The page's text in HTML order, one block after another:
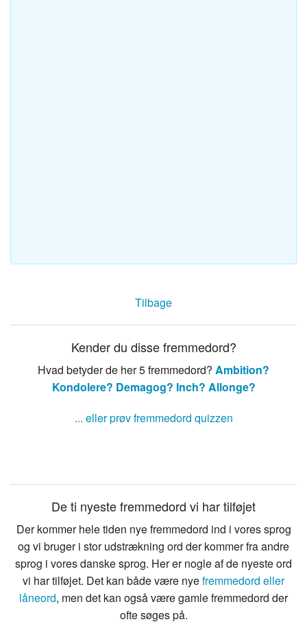
Tilbage
Kender du disse fremmedord?
Hvad betyder de her 5 fremmedord? Ambition?
Kondolere? Demagog? Inch? Allonge?
... eller prøv fremmedord quizzen
De ti nyeste fremmedord vi har tilføjet
Der kommer hele tiden nye fremmedord ind i vores sprog
og vi bruger i stor udstrækning ord der kommer fra andre
sprog i vores danske sprog. Her er nogle af de nyeste ord
vi har tilføjet. Det kan både være nyefremmedord eller
låneord, men det kan også være gamle fremmedord der
ofte søges på.